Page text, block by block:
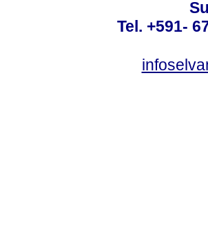
Tel. +591-